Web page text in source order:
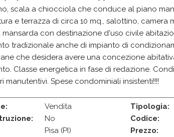
scala a chiocciola che conduce al piano
e terrazza di circa 10 mq., salottino, camera
mansarda con destinazione d'uso civile
tradizionale anche di impianto di
che desidera avere una concezione
Classe energetica in fase di redazione.
manutentivi. Spese condominiali insistenti!!!!
Vendita Tipologia:
No Codice:
Pisa (PI) Prezzo: